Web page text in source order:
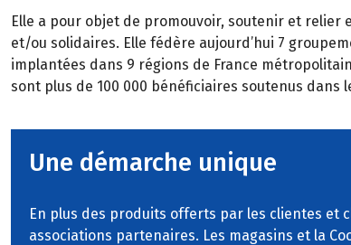
Elle a pour objet de promouvoir, soutenir et relier
et/ou solidaires. Elle fédère aujourd’hui 7
implantées dans 9 régions de France
sont plus de 100 000 bénéficiaires soutenus dans
Une démarche unique
En plus des produits offerts par les clientes et
associations partenaires. Les magasins et la